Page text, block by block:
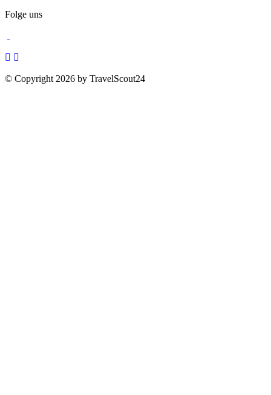
Folge uns
© Copyright 2026 by TravelScout24